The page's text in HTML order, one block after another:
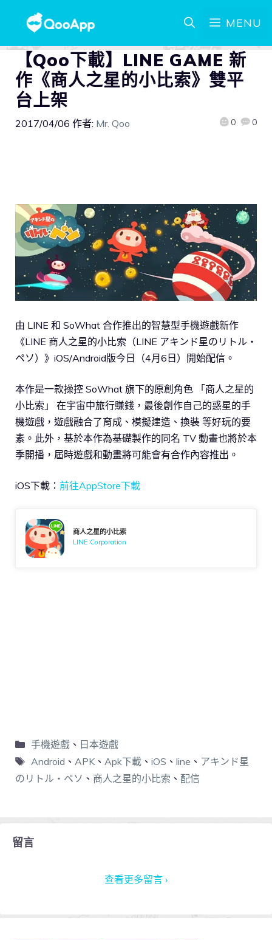
MENU
【Qoo下載】LINE GAME 新
作《商人之星的小比索》雙平
台上架
2017/04/06 作者: Mr. Qoo 0 0
由 LINE 和 SoWhat 合作推出的智慧型手機遊戲新作
《LINE 商人之星的小比索（LINE アキンド星のリトル・
ペソ）》iOS/Android版今日（4月6日）開始配信。
本作是一款操控 SoWhat 旗下的原創角色 「商人之星的
小比索」 在宇宙中旅行賺錢，最後創作自己的惑星的手
機遊戲，遊戲融合了育成、模擬建造、換裝 等好玩的要
素。此外，基於本作為基礎製作的同名 TV 動畫也將於本
季開播，屆時遊戲和動畫將可能會有合作內容推出。
iOS下載： 前往AppStore下載
商人之星的小比索
LINE Corporation
手機遊戲、 日本遊戲
Android 、 APK、 Apk下載、 iOS 、 line 、 アキンド星
のリトル・ペソ 、 商人之星的小比索 、 配信
留言
查看更多留言 ›